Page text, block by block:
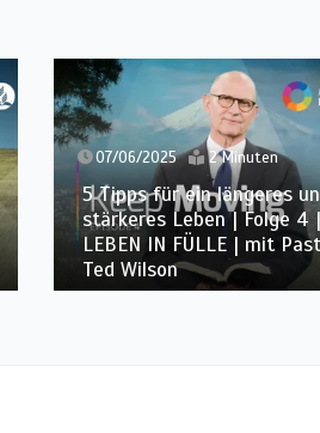
31/05/2025 2 Minuten
Was die Bibel und die
Wissenschaft über die
reinen Wassers sagen |
LEBEN IN FÜLLE | mit
Ted Wilson